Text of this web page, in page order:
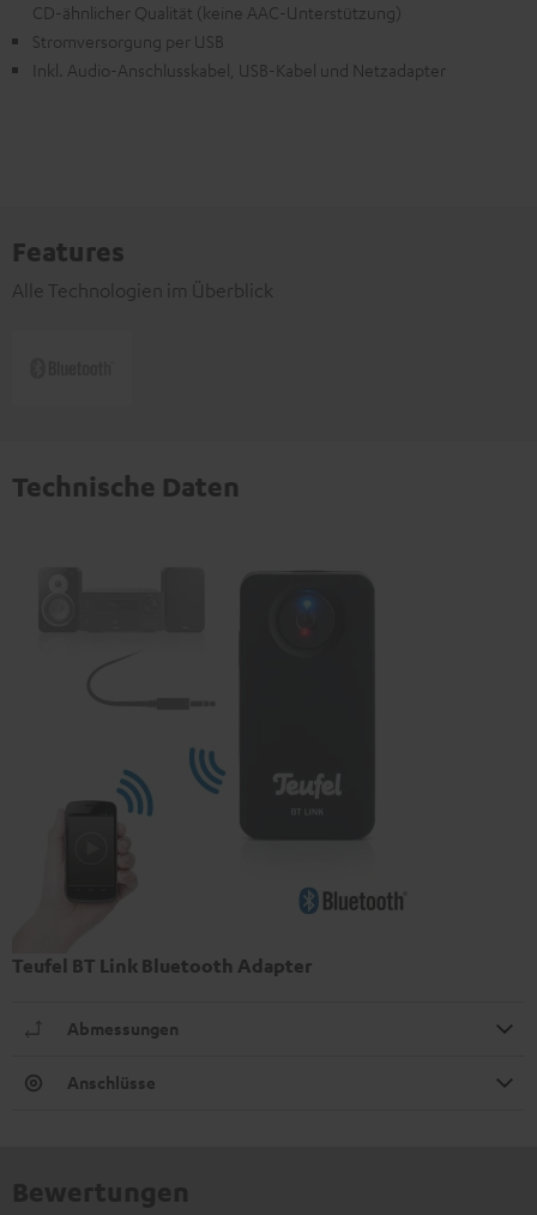
CD-ähnlicher Qualität (keine AAC-Unterstützung)
Stromversorgung per USB
Inkl. Audio-Anschlusskabel, USB-Kabel und Netzadapter
Features
Alle Technologien im Überblick
Technische Daten
Teufel BT Link Bluetooth Adapter
Abmessungen
Anschlüsse